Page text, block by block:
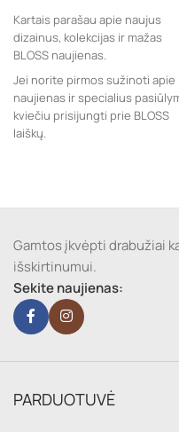
Kartais parašau apie naujus
dizainus, kolekcijas ir mažas
BLOSS naujienas.
Jei norite pirmos sužinoti apie
naujienas ir specialius
kviečiu prisijungti prie BLOSS
laiškų.
Gamtos įkvėpti drabužiai
išskirtinumui.
Sekite naujienas:
PARDUOTUVĖ